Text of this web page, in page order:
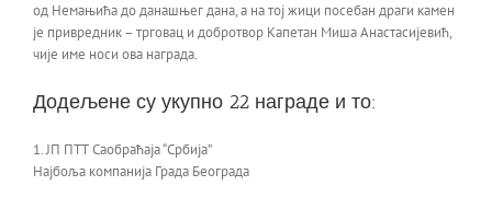
од Немањића до данашњег дана, а на тој жици посебан драги камен
је привредник – трговац и добротвор Капетан Миша Анастасијевић,
чије име носи ова награда.
Додељене су укупно 22 награде и то:
1. ЈП ПТТ Саобраћаја “Србија”
Најбоља компанија Града Београда